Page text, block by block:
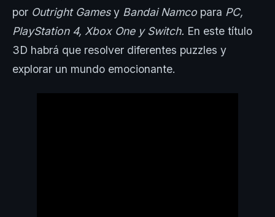
por Outright Gamesy Bandai Namco para PC,
PlayStation 4, Xbox OneySwitch. En este título
3D habrá que resolver diferentes puzzles y
explorar un mundo emocionante.